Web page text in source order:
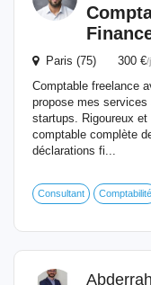
Paris (75) 300 €/
Comptable freelance
propose mes
startups. Rigoureux
comptable complète
déclarations fi...
Consultant Comptabilité